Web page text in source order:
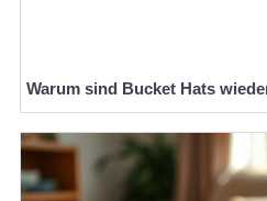
Warum sind Bucket Hats